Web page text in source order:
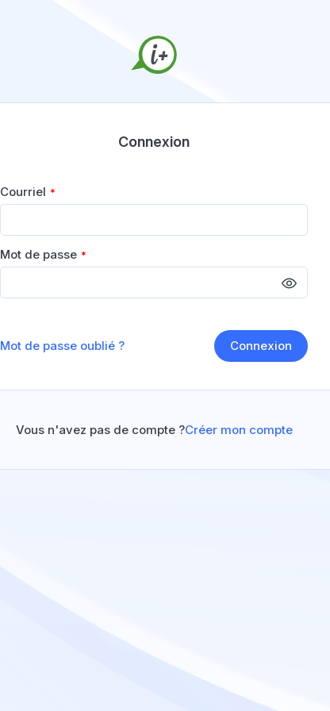
Connexion
Courriel *
Mot de passe *
Connexion
Mot de passe oublié ?
Vous n'avez pas de compte ?Créer mon compte